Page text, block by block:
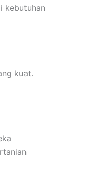
kebutuhan
kuat.